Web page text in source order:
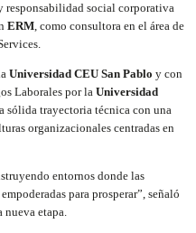
responsabilidad social corporativa
ERM, como consultora en el área de
Universidad CEU San Pablo y con
Laborales por la Universidad
sólida trayectoria técnica con una
organizacionales centradas en
entornos donde las
para prosperar”, señaló
nueva etapa.